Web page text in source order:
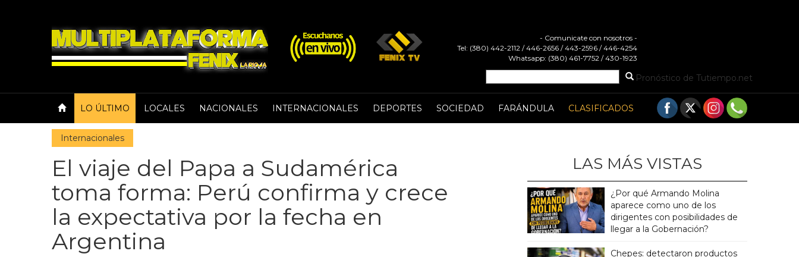
- Comunicate con nosotros -
Tel: (380) 442-2112 / 446-2656 / 443-2596 / 446-4254
Whatsapp: (380) 461-7752 / 430-1923
Pronóstico de Tutiempo.net
LO ÚLTIMO LOCALES NACIONALES INTERNACIONALES DEPORTES SOCIEDAD FARÁNDULA CLASIFICADOS
Internacionales
El viaje del Papa a Sudamérica
toma forma: Perú confirma y crece
la expectativa por la fecha en
Argentina
LAS MÁS VISTAS
¿Por qué Armando Molina
aparece como uno de los
dirigentes con posibilidades de
llegar a la Gobernación?
Chepes: detectaron productos